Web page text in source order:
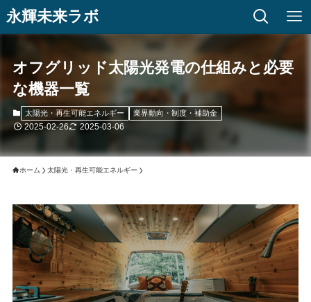
永輝未来ラボ
オフグリッド太陽光発電の仕組みと必要
な機器一覧
太陽光・再生可能エネルギー 業界動向・制度・補助金
2025-02-26 2025-03-06
ホーム 太陽光・再生可能エネルギー